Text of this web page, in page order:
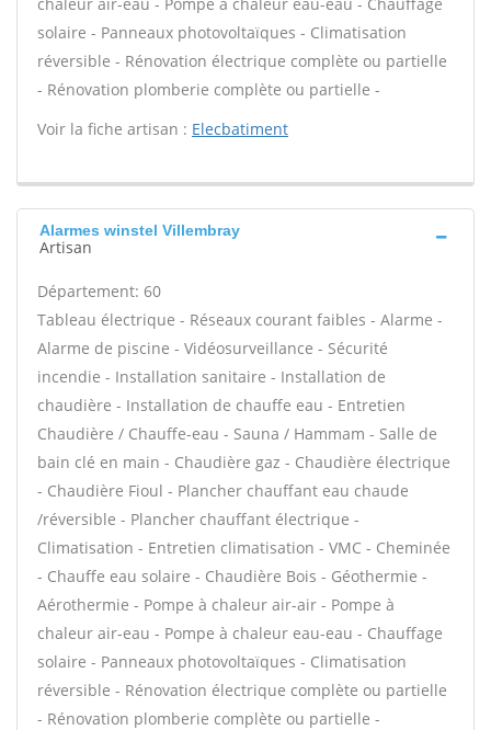
solaire - Panneaux photovoltaïques - Climatisation
réversible - Rénovation électrique complète ou partielle
- Rénovation plomberie complète ou partielle -
Voir la fiche artisan : Elecbatiment
Alarmes winstel Villembray
Artisan
Département: 60
Tableau électrique - Réseaux courant faibles - Alarme -
Alarme de piscine - Vidéosurveillance - Sécurité
incendie - Installation sanitaire - Installation de
chaudière - Installation de chauffe eau - Entretien
Chaudière / Chauffe-eau - Sauna / Hammam - Salle de
bain clé en main - Chaudière gaz - Chaudière électrique
- Chaudière Fioul - Plancher chauffant eau chaude
/réversible - Plancher chauffant électrique -
Climatisation - Entretien climatisation - VMC - Cheminée
- Chauffe eau solaire - Chaudière Bois - Géothermie -
Aérothermie - Pompe à chaleur air-air - Pompe à
chaleur air-eau - Pompe à chaleur eau-eau - Chauffage
solaire - Panneaux photovoltaïques - Climatisation
réversible - Rénovation électrique complète ou partielle
- Rénovation plomberie complète ou partielle -